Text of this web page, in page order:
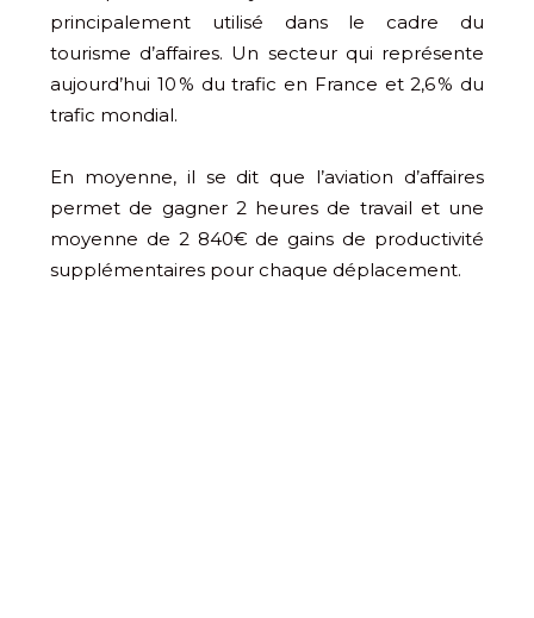
principalement utilisé dans le cadre du
tourisme d’affaires. Un secteur qui représente
aujourd’hui 10 % du trafic en France et 2,6 % du
trafic mondial.
En moyenne, il se dit que l’aviation d’affaires
permet de gagner 2 heures de travail et une
moyenne de 2 840€ de gains de productivité
supplémentaires pour chaque déplacement.